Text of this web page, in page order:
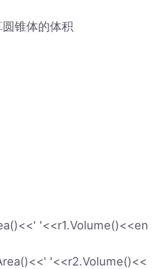
锥体的体积
'<<r1.Volume()<<en
'<<r2.Volume()<<